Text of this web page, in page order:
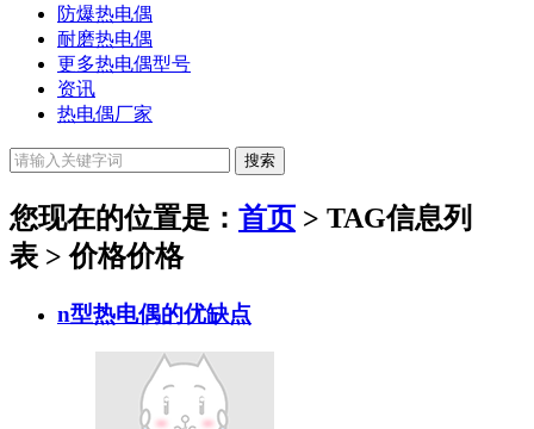
防爆热电偶
耐磨热电偶
更多热电偶型号
资讯
热电偶厂家
您现在的位置是： 首页 > TAG信息列
表 > 价格价格
n型热电偶的优缺点